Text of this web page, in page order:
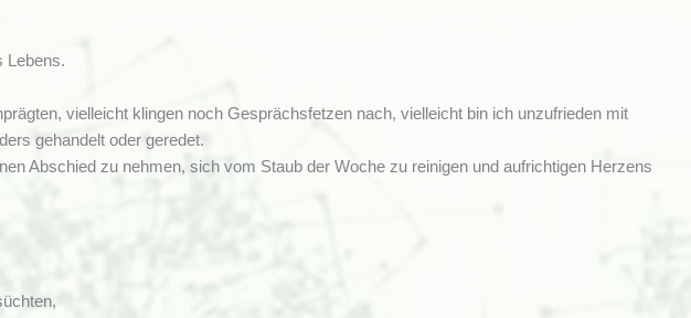
Lebens.
vielleicht klingen noch Gesprächsfetzen nach, vielleicht bin ich unzufrieden mit
gehandelt oder geredet.
Abschied zu nehmen, sich vom Staub der Woche zu reinigen und aufrichtigen Herzens